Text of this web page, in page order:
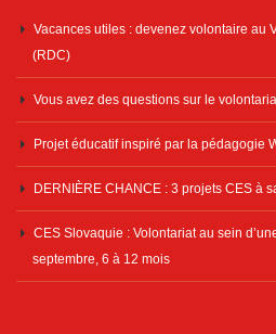
Vacances utiles : devenez volontaire au
(RDC)
Vous avez des questions sur le
Projet éducatif inspiré par la pédagogie
DERNIÈRE CHANCE : 3 projets CES à
CES Slovaquie : Volontariat au sein
septembre, 6 à 12 mois